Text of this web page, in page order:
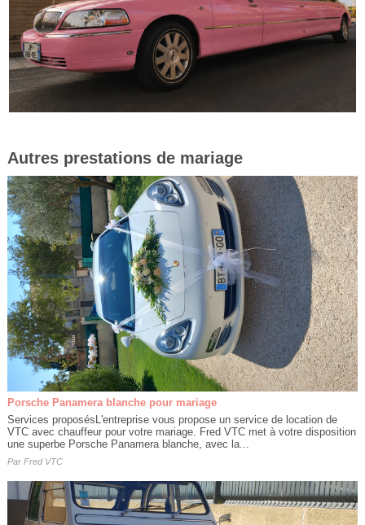
Autres prestations de mariage
Porsche Panamera blanche pour mariage
Services proposésL'entreprise vous propose un service de location de
VTC avec chauffeur pour votre mariage. Fred VTC met à votre disposition
une superbe Porsche Panamera blanche, avec la...
Par Fred VTC